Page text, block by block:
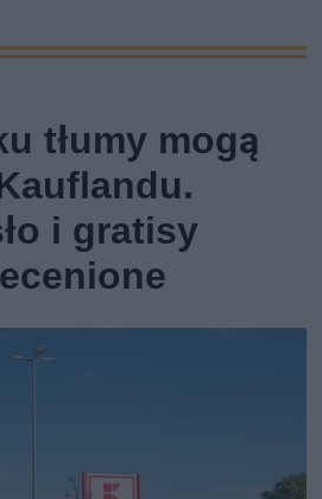
tłumy mogą
i gratisy